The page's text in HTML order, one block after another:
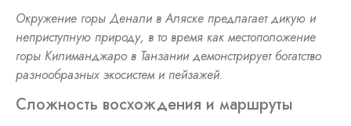
Окружение горы Денали в Аляске предлагает дикую и
неприступную природу, в то время как местоположение
горы Килиманджаро в Танзании демонстрирует богатство
разнообразных экосистем и пейзажей.
Сложность восхождения и маршруты